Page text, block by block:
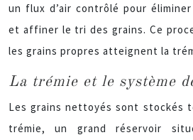
un flux d’air contrôlé pour
et affiner le tri des grains. Ce
les grains propres atteignent la
La trémie et le système
Les grains nettoyés sont stockés
trémie, un grand réservoir